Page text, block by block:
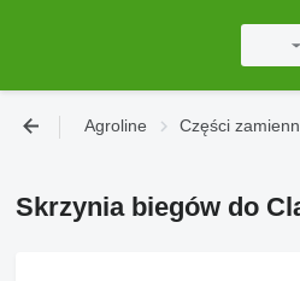
Agroline Części
Skrzynia biegów do